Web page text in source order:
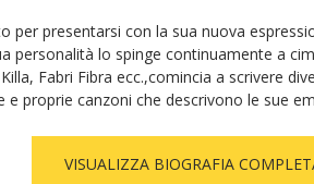
per presentarsi con la sua nuova
lo spinge continuamente a
Fabri Fibra ecc.,comincia a scrivere
e proprie canzoni che descrivono le sue
VISUALIZZA BIOGRAFIA